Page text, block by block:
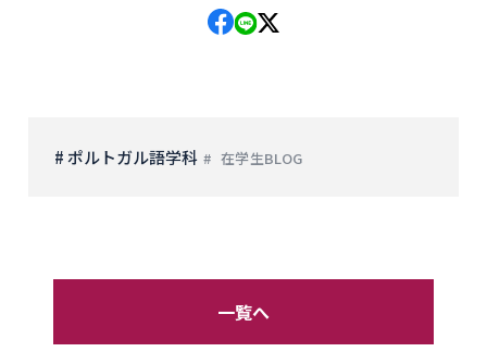
# ポルトガル語学科 在学生BLOG
一覧へ